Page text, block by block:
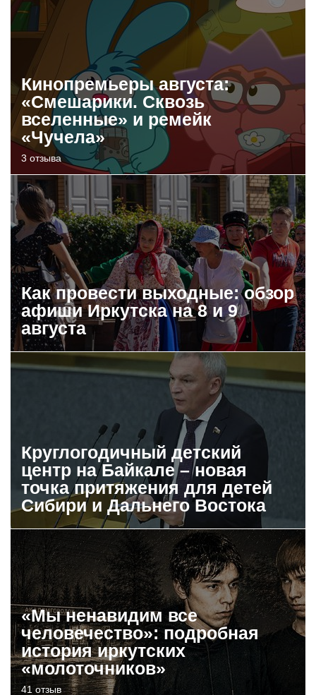
Кинопремьеры августа:
«Смешарики. Сквозь
вселенные» и ремейк
«Чучела»
3 отзыва
Как провести выходные: обзор
афиши Иркутска на 8 и 9
августа
Круглогодичный детский
центр на Байкале – новая
точка притяжения для детей
Сибири и Дальнего Востока
«Мы ненавидим все
человечество»: подробная
история иркутских
«молоточников»
41 отзыв